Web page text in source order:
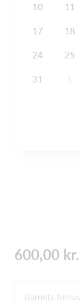
10 11
17 18
24 25
31
600,00 kr.
Barnets